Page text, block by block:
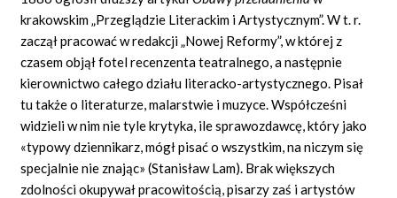
krakowskim „Przeglądzie Literackim i Artystycznym”. W t. r.
zaczął pracować w redakcji „Nowej Reformy”, w której z
czasem objął fotel recenzenta teatralnego, a następnie
kierownictwo całego działu literacko-artystycznego. Pisał
tu także o literaturze, malarstwie i muzyce. Współcześni
widzieli w nim nie tyle krytyka, ile sprawozdawcę, który jako
«typowy dziennikarz, mógł pisać o wszystkim, na niczym się
specjalnie nie znając» (Stanisław Lam). Brak większych
zdolności okupywał pracowitością, pisarzy zaś i artystów